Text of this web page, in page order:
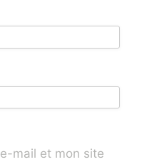
mail et mon site